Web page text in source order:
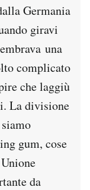
Germania
giravi
una
complicato
che laggiù
La divisione
gum, cose
da